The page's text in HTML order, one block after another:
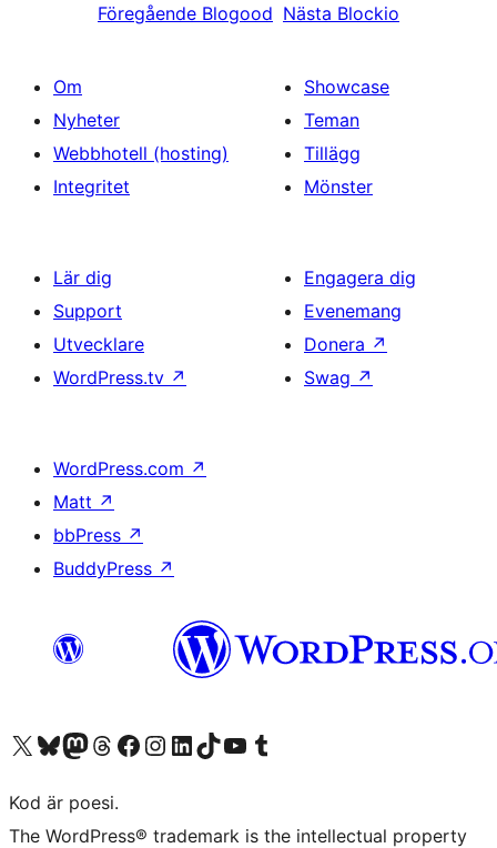
Föregående Blogood Nästa Blockio
Om
Nyheter
Webbhotell (hosting)
Integritet
Showcase
Teman
Tillägg
Mönster
Lär dig
Support
Utvecklare
WordPress.tv ↗
Engagera dig
Evenemang
Donera ↗
Swag ↗
WordPress.com ↗
Matt ↗
bbPress ↗
BuddyPress ↗
Besök vår X-konto (f.d. Twitter)
Besök vårt Bluesky-konto
Besök vårt Mastodon-konto
Besök vårt Thread-konto
Besök vår Facebook-sidaBesök vårt Instagram-konto
Besök vårt LinkedIn-konto
Besök vårt TikTok-konto
Besök vår YouTube-kanalBesök vårt Tumblr-konto
Kod är poesi.
The WordPress® trademark is the intellectual property